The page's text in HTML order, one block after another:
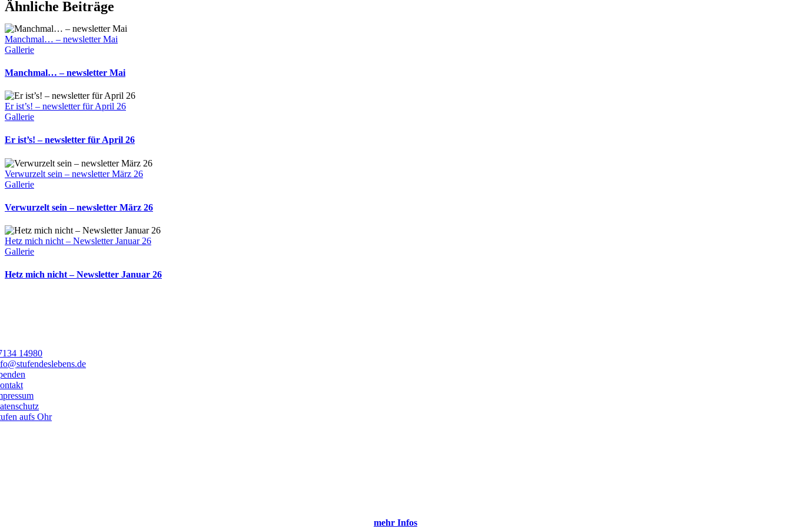
Facebook
WhatsApp
Telegram
E-
Mail
Ähnliche Beiträge
Manchmal… – newsletter Mai
Gallerie
Manchmal… – newsletter Mai
Er ist’s! – newsletter für April 26
Gallerie
Er ist’s! – newsletter für April 26
Verwurzelt sein – newsletter März 26
Gallerie
Verwurzelt sein – newsletter März 26
Hetz mich nicht – Newsletter Januar 26
Gallerie
Hetz mich nicht – Newsletter Januar 26
14980
aufs Ohr
mehr Infos